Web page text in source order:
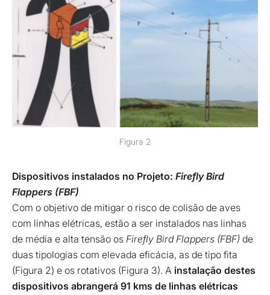
Figura 2
Dispositivos instalados no Projeto: Firefly Bird
Flappers (FBF)
Com o objetivo de mitigar o risco de colisão de aves
com linhas elétricas, estão a ser instalados nas linhas
de média e alta tensão os Firefly Bird Flappers (FBF) de
duas tipologias com elevada eficácia, as de tipo fita
(Figura 2) e os rotativos (Figura 3). A instalação destes
dispositivos abrangerá 91 kms de linhas elétricas